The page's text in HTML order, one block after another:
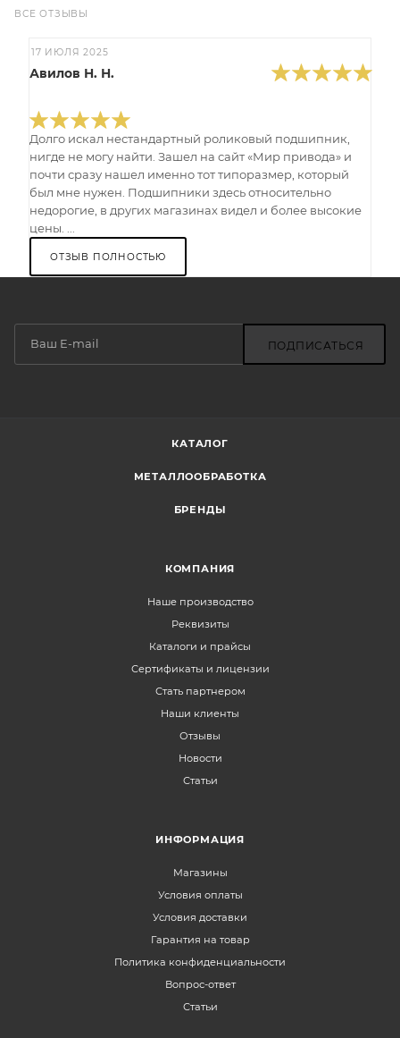
ВСЕ ОТЗЫВЫ
17 ИЮЛЯ 2025
Авилов Н. Н.
Долго искал нестандартный роликовый подшипник,
нигде не могу найти. Зашел на сайт «Мир привода» и
почти сразу нашел именно тот типоразмер, который
был мне нужен. Подшипники здесь относительно
недорогие, в других магазинах видел и более высокие
цены. ...
ОТЗЫВ ПОЛНОСТЬЮ
ПОДПИСАТЬСЯ
КАТАЛОГ
МЕТАЛЛООБРАБОТКА
БРЕНДЫ
КОМПАНИЯ
Наше производство
Реквизиты
Каталоги и прайсы
Сертификаты и лицензии
Стать партнером
Наши клиенты
Отзывы
Новости
Статьи
ИНФОРМАЦИЯ
Магазины
Условия оплаты
Условия доставки
Гарантия на товар
Политика конфиденциальности
Вопрос-ответ
Статьи